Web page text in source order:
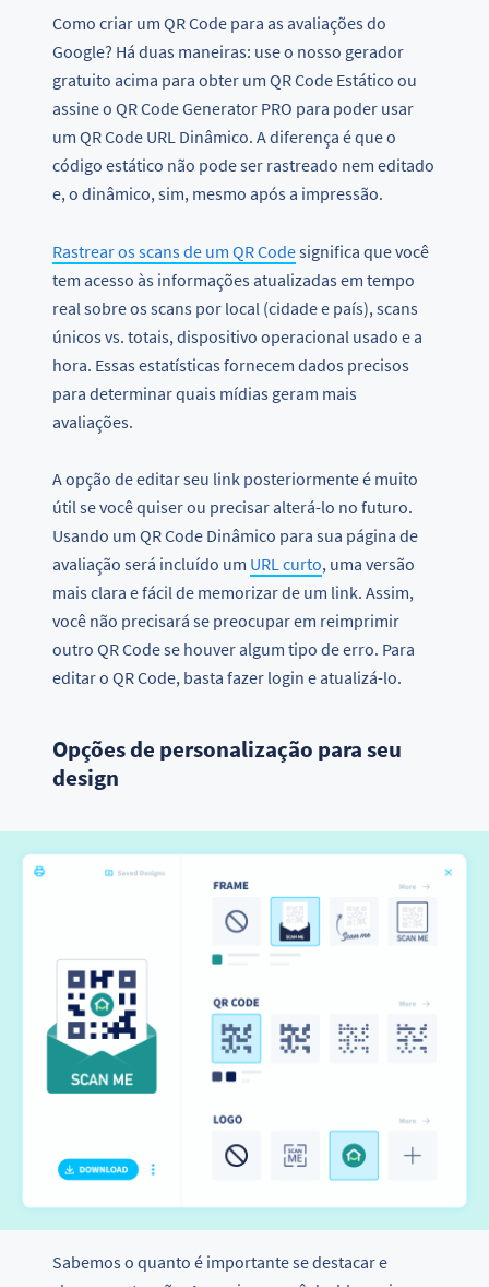
Como criar um QR Code para as avaliações do
Google? Há duas maneiras: use o nosso gerador
gratuito acima para obter um QR Code Estático ou
assine o QR Code Generator PRO para poder usar
um QR Code URL Dinâmico. A diferença é que o
código estático não pode ser rastreado nem editado
e, o dinâmico, sim, mesmo após a impressão.
Rastrear os scans de um QR Codesignifica que você
tem acesso às informações atualizadas em tempo
real sobre os scans por local (cidade e país), scans
únicos vs. totais, dispositivo operacional usado e a
hora. Essas estatísticas fornecem dados precisos
para determinar quais mídias geram mais
avaliações.
A opção de editar seu link posteriormente é muito
útil se você quiser ou precisar alterá-lo no futuro.
Usando um QR Code Dinâmico para sua página de
avaliação será incluído um URL curto, uma versão
mais clara e fácil de memorizar de um link. Assim,
você não precisará se preocupar em reimprimir
outro QR Code se houver algum tipo de erro. Para
editar o QR Code, basta fazer login e atualizá-lo.
Opções de personalização para seu
design
Sabemos o quanto é importante se destacar e